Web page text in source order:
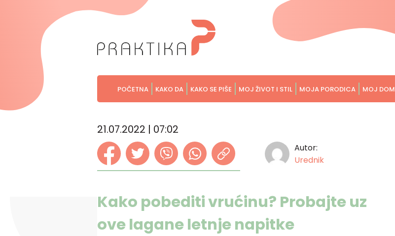
POČETNA KAKO DA KAKO SE PIŠE MOJ ŽIVOT I STIL MOJA PORODICA MOJ DOM
21.07.2022 | 07:02
Autor:
Urednik
Kako pobediti vrućinu? Probajte uz
ove lagane letnje napitke